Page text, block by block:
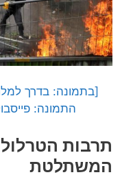
[בתמונה: בדרך
התמונה:
תרבות
המשתלטת